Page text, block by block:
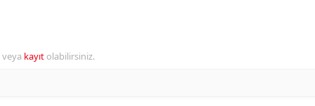
kayıt olabilirsiniz.